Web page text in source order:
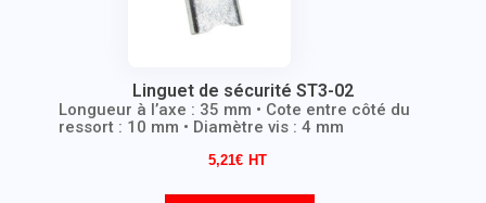
Linguet de sécurité ST3-02
Longueur à l’axe : 35 mm • Cote entre côté du
ressort : 10 mm • Diamètre vis : 4 mm
5,21€